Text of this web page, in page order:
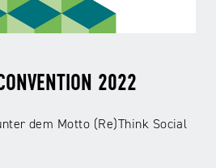
2022
dem Motto (Re)Think Social